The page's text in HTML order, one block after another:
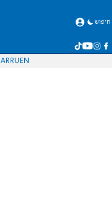
חיפוש
EN
RU
AR